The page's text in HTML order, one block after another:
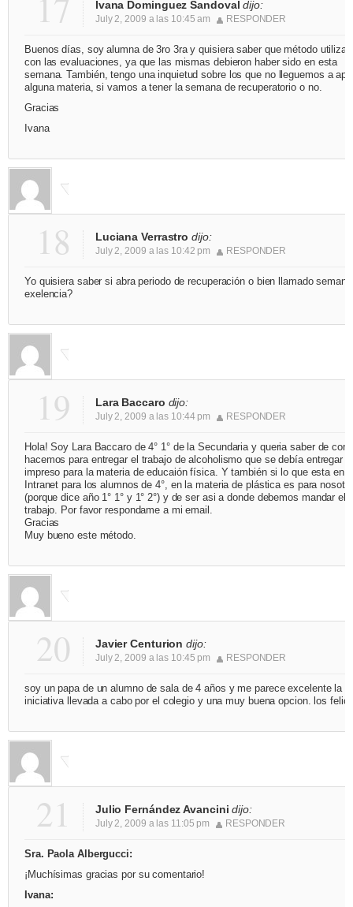
Ivana Dominguez Sandoval dijo:
July 2, 2009 a las 10:45 am RESPONDER
Buenos días, soy alumna de 3ro 3ra y quisiera saber que método
con las evaluaciones, ya que las mismas debieron haber sido en esta
semana. También, tengo una inquietud sobre los que no lleguemos a
alguna materia, si vamos a tener la semana de recuperatorio o no.
Gracias
Ivana
18 Luciana Verrastro dijo:
July 2, 2009 a las 10:42 pm RESPONDER
Yo quisiera saber si abra periodo de recuperación o bien llamado
exelencia?
19 Lara Baccaro dijo:
July 2, 2009 a las 10:44 pm RESPONDER
Hola! Soy Lara Baccaro de 4° 1° de la Secundaria y queria saber de
hacemos para entregar el trabajo de alcoholismo que se debía entregar
impreso para la materia de educaión física. Y también si lo que esta en
Intranet para los alumnos de 4°, en la materia de plástica es para
(porque dice año 1° 1° y 1° 2°) y de ser asi a donde debemos mandar el
trabajo. Por favor respondame a mi email.
Gracias
Muy bueno este método.
20 Javier Centurion dijo:
July 2, 2009 a las 10:45 pm RESPONDER
soy un papa de un alumno de sala de 4 años y me parece excelente la
iniciativa llevada a cabo por el colegio y una muy buena opcion. los
21 Julio Fernández Avancini dijo:
July 2, 2009 a las 11:05 pm RESPONDER
Sra. Paola Albergucci:
¡Muchísimas gracias por su comentario!
Ivana: